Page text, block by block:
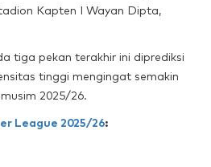
Kapten I Wayan Dipta,
tiga pekan terakhir ini diprediksi
tinggi mengingat semakin
2025/26.
League 2025/26: